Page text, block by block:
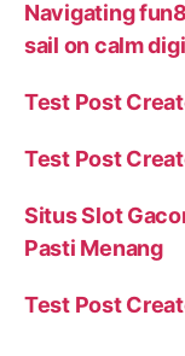
Navigating
sail on calm
Test Post
Test Post
Situs Slot
Pasti Menang
Test Post